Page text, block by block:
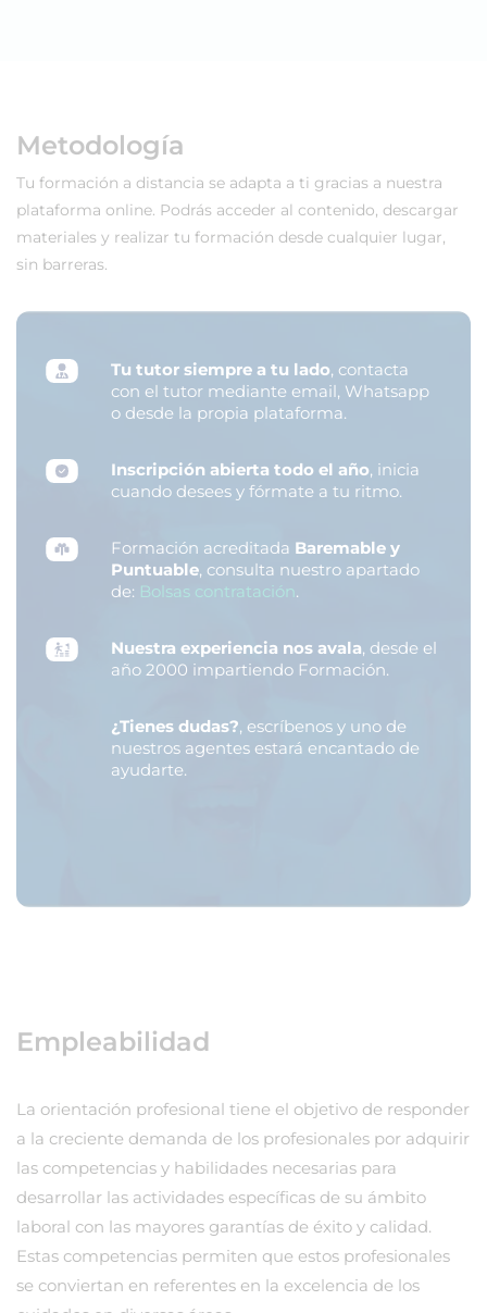
Metodología
Tu formación a distancia se adapta a ti gracias a nuestra
plataforma online. Podrás acceder al contenido, descargar
materiales y realizar tu formación desde cualquier lugar,
sin barreras.
Tu tutor siempre a tu lado, contacta
con el tutor mediante email, Whatsapp
o desde la propia plataforma.
Inscripción abierta todo el año, inicia
cuando desees y fórmate a tu ritmo.
Formación acreditada Baremable y
Puntuable, consulta nuestro apartado
de: Bolsas contratación.
Nuestra experiencia nos avala, desde el
año 2000 impartiendo Formación.
¿Tienes dudas?, escríbenos y uno de
nuestros agentes estará encantado de
ayudarte.
Empleabilidad
La orientación profesional tiene el objetivo de responder
a la creciente demanda de los profesionales por adquirir
las competencias y habilidades necesarias para
desarrollar las actividades específicas de su ámbito
laboral con las mayores garantías de éxito y calidad.
Estas competencias permiten que estos profesionales
se conviertan en referentes en la excelencia de los